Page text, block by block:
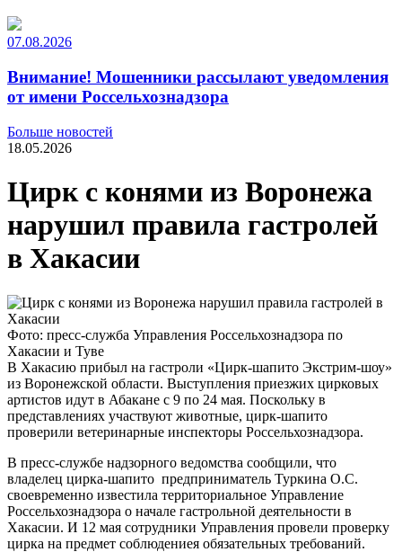
07.08.2026
Внимание! Мошенники рассылают уведомления
от имени Россельхознадзора
Больше новостей
18.05.2026
Цирк с конями из Воронежа
нарушил правила гастролей
в Хакасии
Фото: пресс-служба Управления Россельхознадзора по
Хакасии и Туве
В Хакасию прибыл на гастроли «Цирк-шапито Экстрим-шоу»
из Воронежской области. Выступления приезжих цирковых
артистов идут в Абакане с 9 по 24 мая. Поскольку в
представлениях участвуют животные, цирк-шапито
проверили ветеринарные инспекторы Россельхознадзора.
В пресс-службе надзорного ведомства сообщили, что
владелец цирка-шапито предприниматель Туркина О.С.
своевременно известила территориальное Управление
Россельхознадзора о начале гастрольной деятельности в
Хакасии. И 12 мая сотрудники Управления провели проверку
цирка на предмет соблюдениея обязательных требований.